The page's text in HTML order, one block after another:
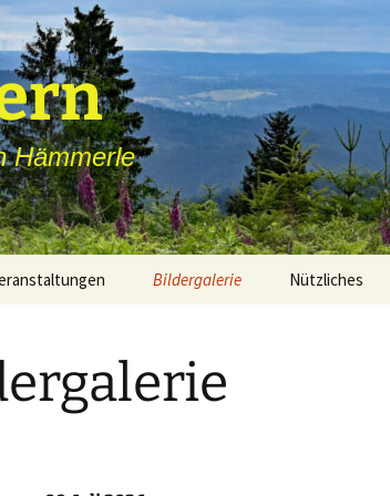
Hämmerle
Bildergalerie Nützliches